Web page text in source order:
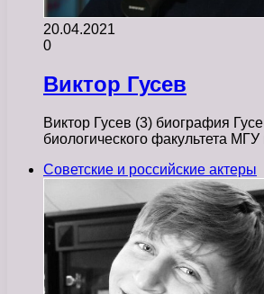
20.04.2021
0
Виктор Гусев
Виктор Гусев (3) биография
биологического факультета
Советские и российские актеры